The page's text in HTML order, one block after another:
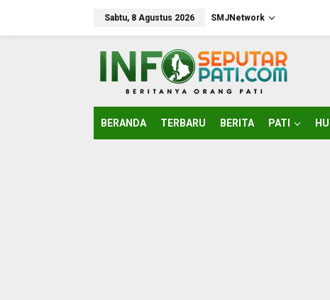
Sabtu, 8 Agustus 2026 SMJNetwork
BERANDA TERBARU BERITA PATI